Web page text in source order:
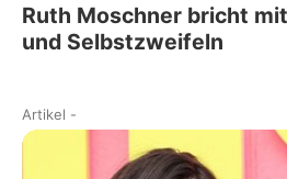
Ruth Moschner bricht
und Selbstzweifeln
Artikel -